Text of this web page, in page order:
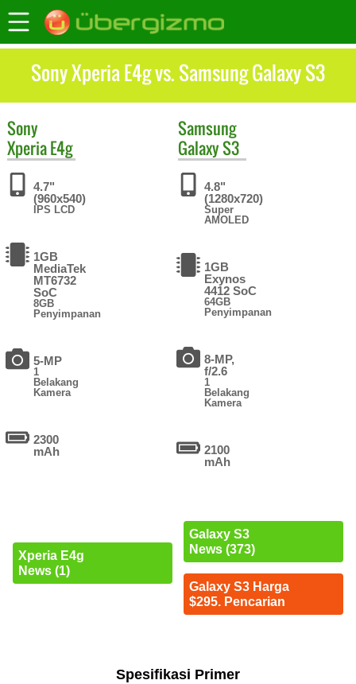
Sony Xperia E4g vs. Samsung Galaxy S3
Sony
Xperia E4g
4.7"
(960x540)
IPS LCD
1GB
MediaTek
MT6732
SoC
8GB
Penyimpanan
5-MP
1
Belakang
Kamera
2300
mAh
Xperia E4g
News (1)
Samsung
Galaxy S3
4.8"
(1280x720)
Super
AMOLED
1GB
Exynos
4412 SoC
64GB
Penyimpanan
8-MP,
f/2.6
1
Belakang
Kamera
2100
mAh
Galaxy S3
News (373)
Galaxy S3 Harga
$295. Pencarian
Spesifikasi Primer